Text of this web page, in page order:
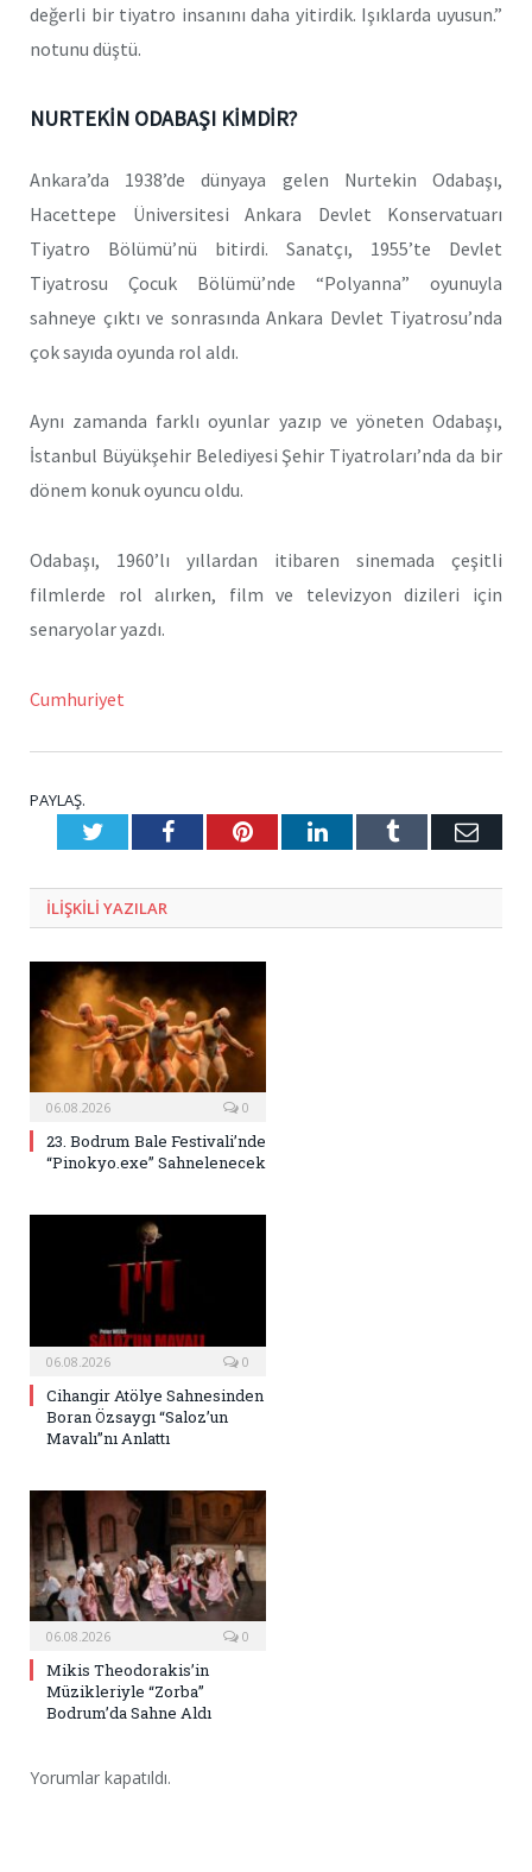
değerli bir tiyatro insanını daha yitirdik. Işıklarda uyusun.”
notunu düştü.
NURTEKİN ODABAŞI KİMDİR?
Ankara’da 1938’de dünyaya gelen Nurtekin Odabaşı,
Hacettepe Üniversitesi Ankara Devlet Konservatuarı
Tiyatro Bölümü’nü bitirdi. Sanatçı, 1955’te Devlet
Tiyatrosu Çocuk Bölümü’nde “Polyanna” oyunuyla
sahneye çıktı ve sonrasında Ankara Devlet Tiyatrosu’nda
çok sayıda oyunda rol aldı.
Aynı zamanda farklı oyunlar yazıp ve yöneten Odabaşı,
İstanbul Büyükşehir Belediyesi Şehir Tiyatroları’nda da bir
dönem konuk oyuncu oldu.
Odabaşı, 1960’lı yıllardan itibaren sinemada çeşitli
filmlerde rol alırken, film ve televizyon dizileri için
senaryolar yazdı.
Cumhuriyet
PAYLAŞ.
TwitterFacebookPinterestLinkedInTumblr E-
ILIŞKILI YAZILAR
06.08.2026 0
23. Bodrum Bale Festivali’nde
“Pinokyo.exe” Sahnelenecek
06.08.2026 0
Cihangir Atölye Sahnesinden
Boran Özsaygı “Saloz’un
Mavalı”nı Anlattı
06.08.2026 0
Mikis Theodorakis’in
Müzikleriyle “Zorba”
Bodrum’da Sahne Aldı
Yorumlar kapatıldı.